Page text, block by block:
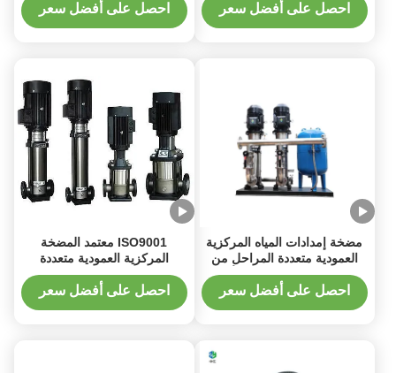
متعددة المراحل
احصل على أفضل سعر
المتغيرة (20-800M Head)
احصل على أفضل سعر
مضخة إمدادات المياه المركزية
العمودية متعددة المراحل من
الفولاذ المقاوم للصدأ
احصل على أفضل سعر
ISO9001 معتمد المضخة
المركزية العمودية متعددة
المراحل من الفولاذ المقاوم
للصدأ سعة رأس الجسم 10 إلى
200 M مثالية لأنظمة المياه عالية
احصل على أفضل سعر